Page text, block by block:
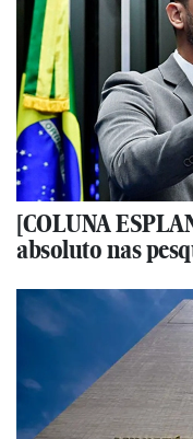
[COLUNA
absoluto nas